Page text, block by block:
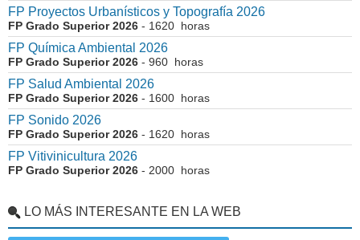
FP Proyectos Urbanísticos y Topografía 2026
FP Grado Superior 2026 - 1620 horas
FP Química Ambiental 2026
FP Grado Superior 2026 - 960 horas
FP Salud Ambiental 2026
FP Grado Superior 2026 - 1600 horas
FP Sonido 2026
FP Grado Superior 2026 - 1620 horas
FP Vitivinicultura 2026
FP Grado Superior 2026 - 2000 horas
LO MÁS INTERESANTE EN LA WEB